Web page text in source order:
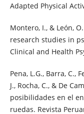
Adapted Physical
Montero, I., & León,
research studies in
Clinical and Health
Pena, L.G., Barra, C.,
J., Rocha, C., & De
posibilidades en el
ruedas. Revista